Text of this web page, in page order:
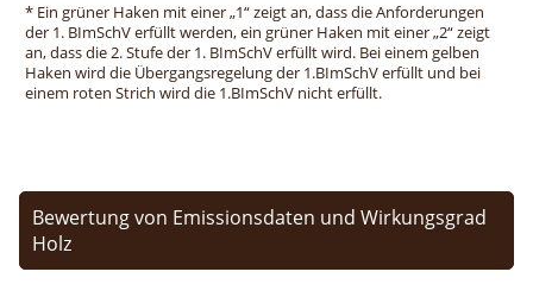
* Ein grüner Haken mit einer „1“ zeigt an, dass die Anforderungen
der 1. BImSchV erfüllt werden, ein grüner Haken mit einer „2“ zeigt
an, dass die 2. Stufe der 1. BImSchV erfüllt wird. Bei einem gelben
Haken wird die Übergangsregelung der 1.BImSchV erfüllt und bei
einem roten Strich wird die 1.BImSchV nicht erfüllt.
Bewertung von Emissionsdaten und Wirkungsgrad
Holz